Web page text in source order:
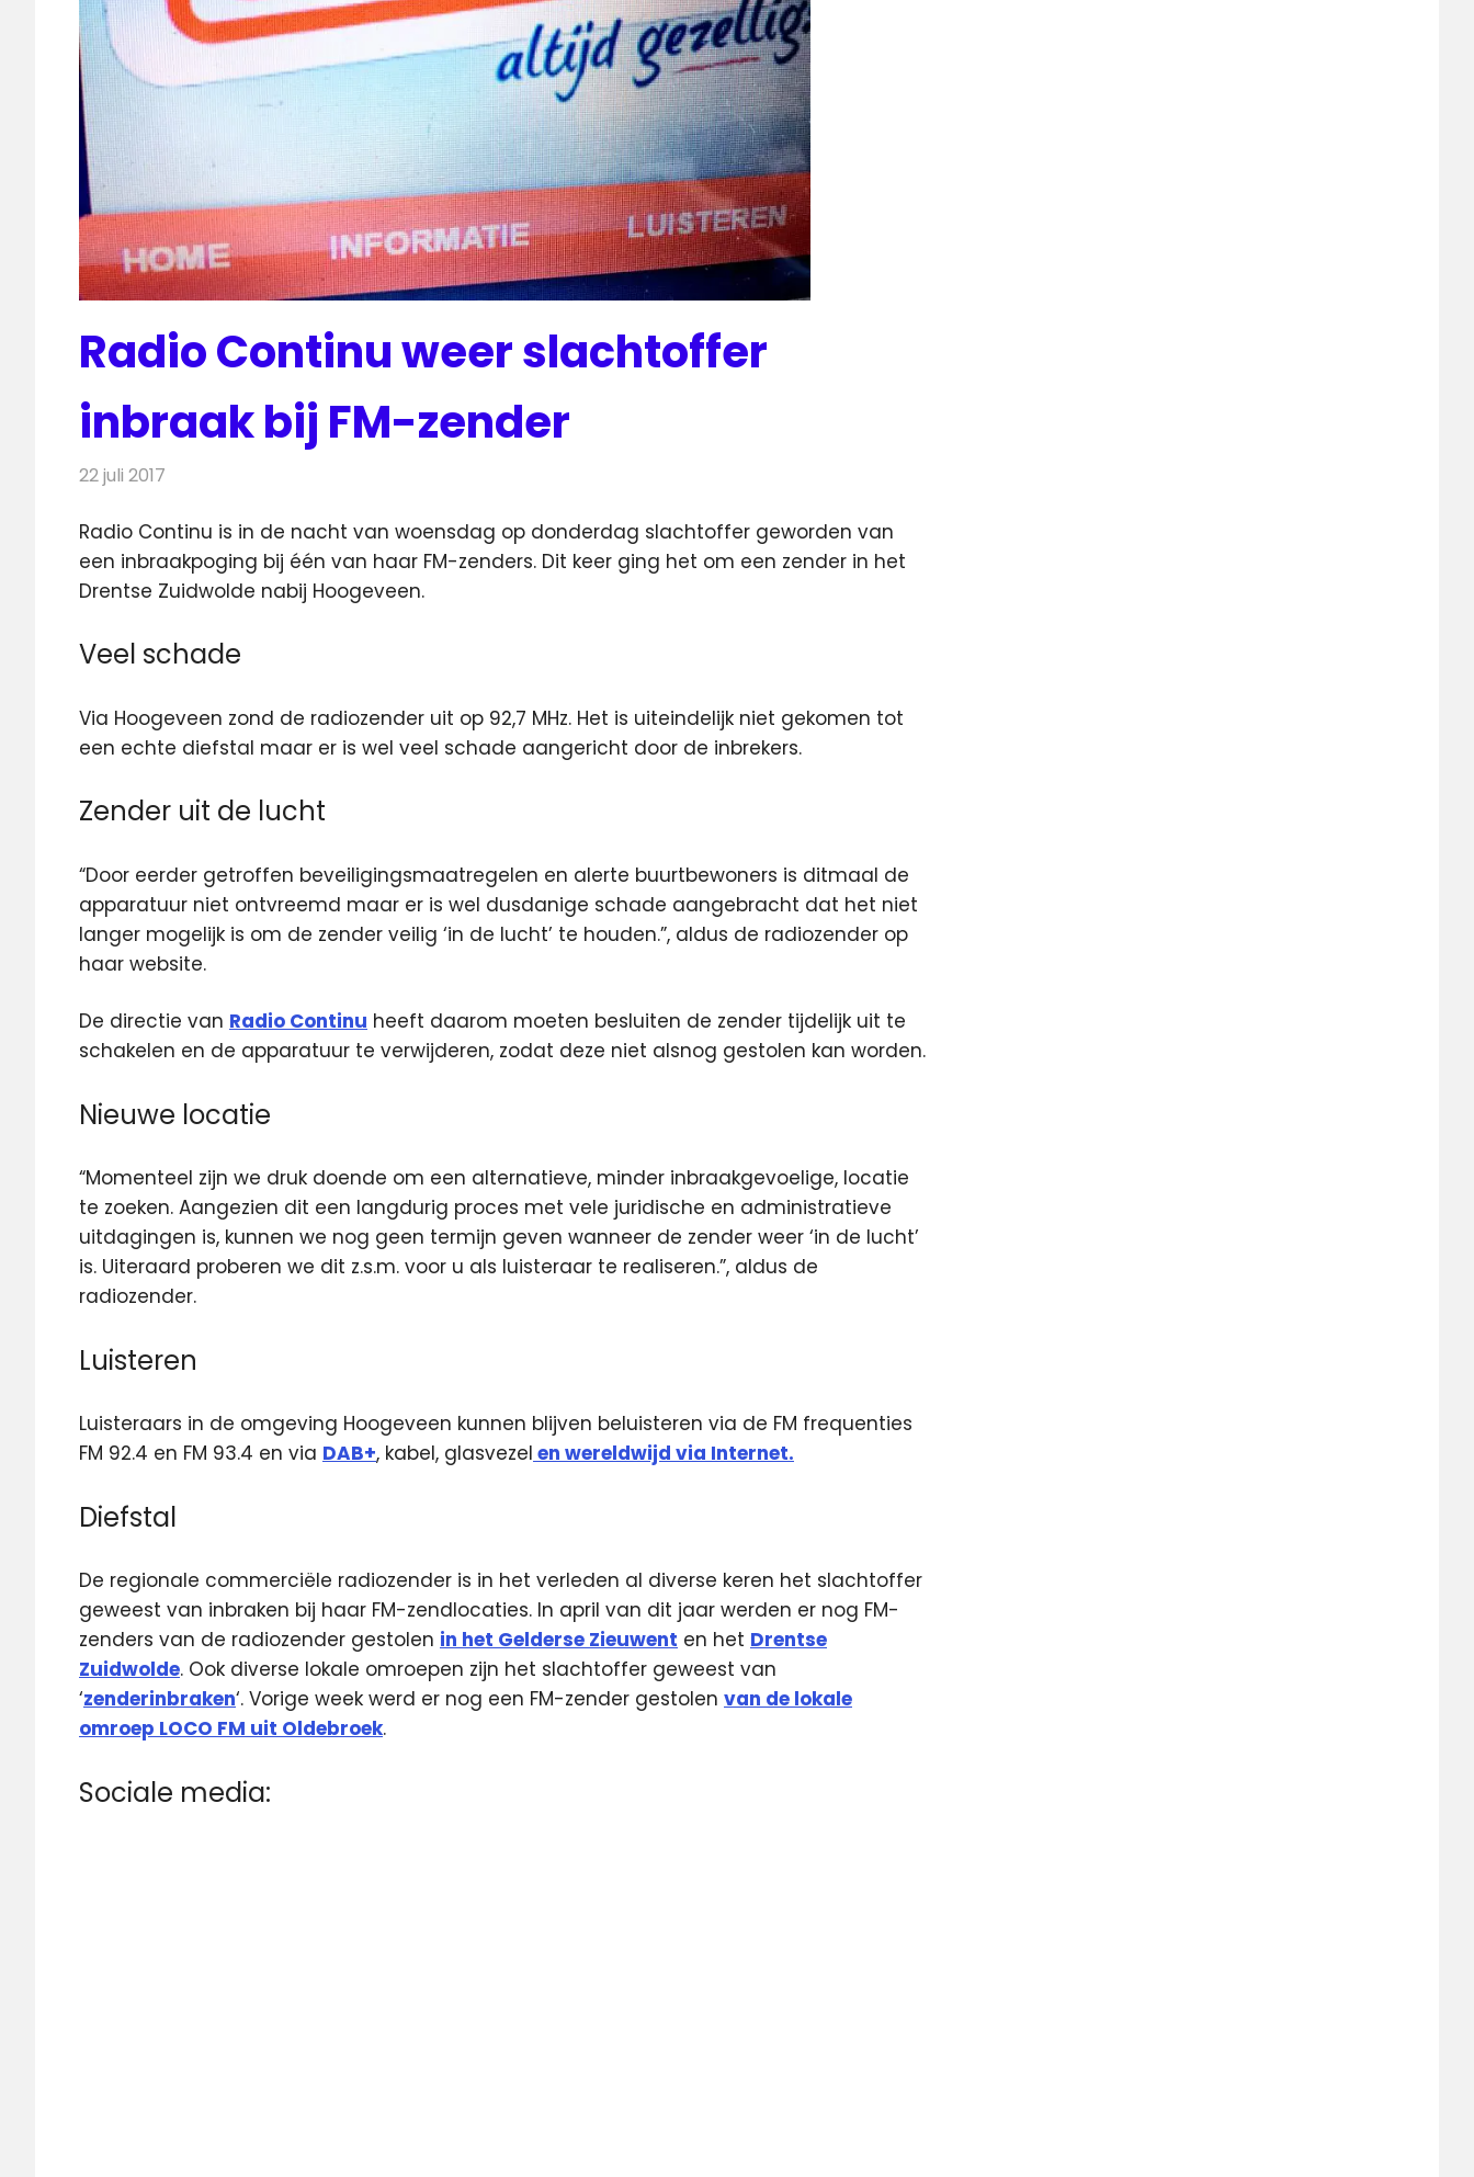
Radio Continu weer slachtoffer
inbraak bij FM-zender
22 juli 2017
Radio Continu is in de nacht van woensdag op donderdag slachtoffer geworden van
een inbraakpoging bij één van haar FM-zenders. Dit keer ging het om een zender in het
Drentse Zuidwolde nabij Hoogeveen.
Veel schade
Via Hoogeveen zond de radiozender uit op 92,7 MHz. Het is uiteindelijk niet gekomen tot
een echte diefstal maar er is wel veel schade aangericht door de inbrekers.
Zender uit de lucht
“Door eerder getroffen beveiligingsmaatregelen en alerte buurtbewoners is ditmaal de
apparatuur niet ontvreemd maar er is wel dusdanige schade aangebracht dat het niet
langer mogelijk is om de zender veilig ‘in de lucht’ te houden.”, aldus de radiozender op
haar website.
De directie van Radio Continu heeft daarom moeten besluiten de zender tijdelijk uit te
schakelen en de apparatuur te verwijderen, zodat deze niet alsnog gestolen kan worden.
Nieuwe locatie
“Momenteel zijn we druk doende om een alternatieve, minder inbraakgevoelige, locatie
te zoeken. Aangezien dit een langdurig proces met vele juridische en administratieve
uitdagingen is, kunnen we nog geen termijn geven wanneer de zender weer ‘in de lucht’
is. Uiteraard proberen we dit z.s.m. voor u als luisteraar te realiseren.”, aldus de
radiozender.
Luisteren
Luisteraars in de omgeving Hoogeveen kunnen blijven beluisteren via de FM frequenties
FM 92.4 en FM 93.4 en via DAB+, kabel, glasvezel en wereldwijd via Internet.
Diefstal
De regionale commerciële radiozender is in het verleden al diverse keren het slachtoffer
geweest van inbraken bij haar FM-zendlocaties. In april van dit jaar werden er nog FM-
zenders van de radiozender gestolen in het Gelderse Zieuwent en het Drentse
Zuidwolde. Ook diverse lokale omroepen zijn het slachtoffer geweest van
‘zenderinbraken‘. Vorige week werd er nog een FM-zender gestolen van de lokale
omroep LOCO FM uit Oldebroek.
Sociale media: